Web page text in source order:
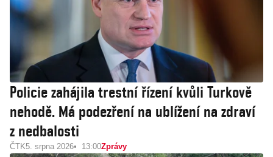
Policie zahájila trestní řízení kvůli Turkově
nehodě. Má podezření na ublížení na zdraví
z nedbalosti
ČTK5. srpna 2026 13:00Zprávy